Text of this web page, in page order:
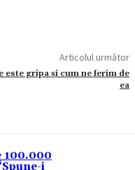
Articolul următor
este gripa și cum ne ferim de
ea
100.000
i